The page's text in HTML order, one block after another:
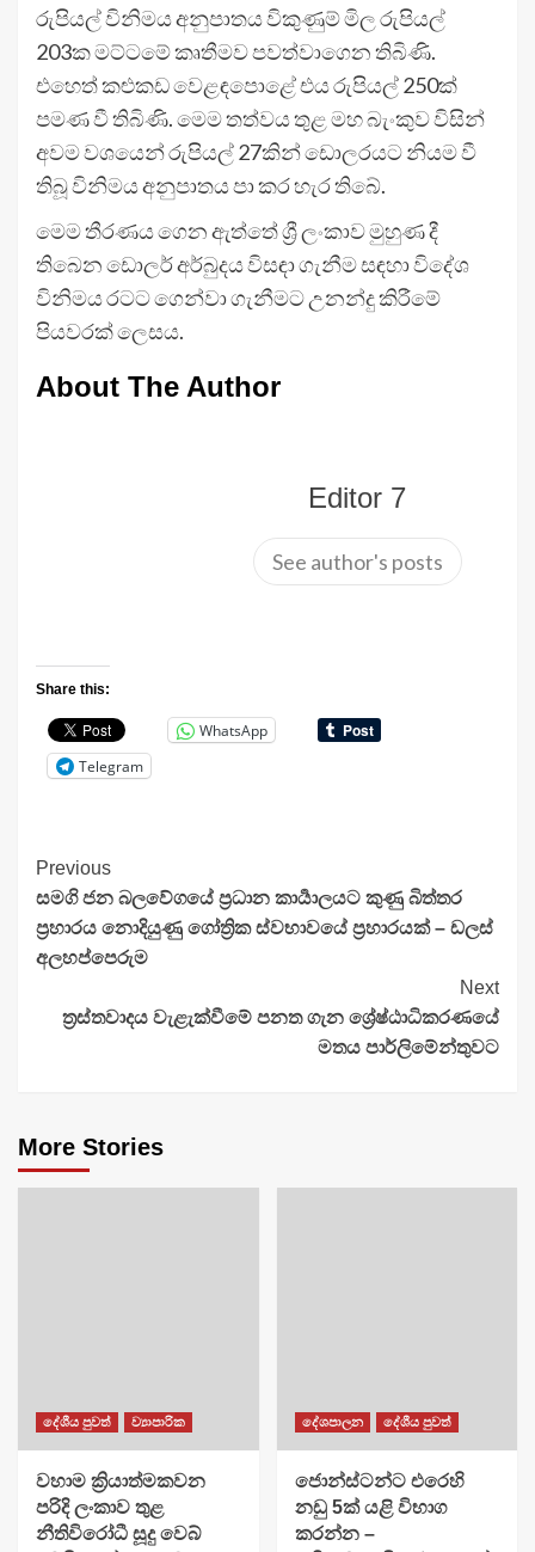
රුපියල් විනිමය අනුපාතය විකුණුම් මිල රුපියල්
203ක මට්ටමේ කෘතීමව පවත්වාගෙන තිබිණි.
එහෙත් කළුකඩ වෙළඳපොළේ එය රුපියල් 250ක්
පමණ වී තිබිණි. මෙම තත්වය තුළ මහ බැංකුව විසින්
අවම වශයෙන් රුපියල් 27කින් ඩොලරයට නියම වී
තිබූ විනිමය අනුපාතය පා කර හැර තිබේ.
මෙම තීරණය ගෙන ඇත්තේ ශ්‍රී ලංකාව මුහුණ දී
තිබෙන ඩොලර් අර්බුදය විසඳා ගැනීම සඳහා විදේශ
විනිමය රටට ගෙන්වා ගැනීමට උනන්දු කිරීමේ
පියවරක් ලෙසය.
About The Author
Editor 7
See author's posts
Share this:
WhatsApp
Telegram
Continue
Reading
Previous
සමගි ජන බලවේගයේ ප්‍රධාන කාර්‍යාලයට කුණු බිත්තර
ප්‍රහාරය නොදියුණු ගෝත්‍රික ස්වභාවයේ ප්‍රහාරයක් – ඩලස්
අලහප්පෙරුම
Next
ත්‍රස්තවාදය වැළැක්වීමේ පනත ගැන ශ්‍රේෂ්ඨාධිකරණයේ
මතය පාර්ලිමේන්තුවට
More Stories
දේශීය පුවත් ව්‍යාපාරික
වහාම ක්‍රියාත්මකවන
පරිදි ලංකාව තුළ
නීතිවිරෝධී සූදු වෙබ්
දේශපාලන දේශීය පුවත්
ජොන්ස්ටන්ට එරෙහි
නඩු 5ක් යළි විභාග
කරන්න –